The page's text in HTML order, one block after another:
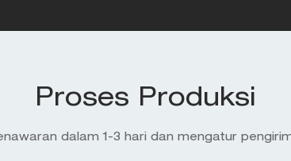
Proses Produksi
dalam 1-3 hari dan mengatur